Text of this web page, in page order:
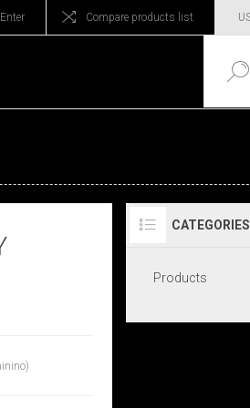
Enter Compare products list
CATEGORIES
Products